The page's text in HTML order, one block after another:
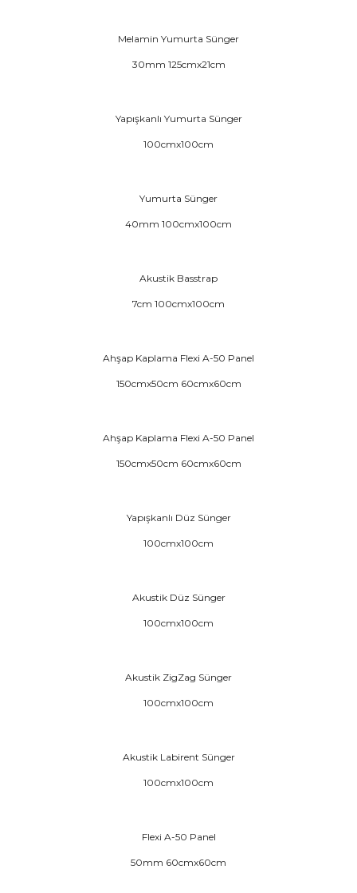
Melamin Yumurta Sünger
30mm 125cmx21cm
Yapışkanlı Yumurta Sünger
100cmx100cm
Yumurta Sünger
40mm 100cmx100cm
Akustik Basstrap
7cm 100cmx100cm
Ahşap Kaplama Flexi A-50 Panel
150cmx50cm 60cmx60cm
Ahşap Kaplama Flexi A-50 Panel
150cmx50cm 60cmx60cm
Yapışkanlı Düz Sünger
100cmx100cm
Akustik Düz Sünger
100cmx100cm
Akustik ZigZag Sünger
100cmx100cm
Akustik Labirent Sünger
100cmx100cm
Flexi A-50 Panel
50mm 60cmx60cm